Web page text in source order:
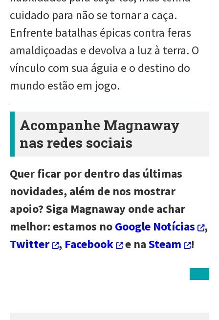
cuidado para não se tornar a caça.
Enfrente batalhas épicas contra feras
amaldiçoadas e devolva a luz à terra. O
vínculo com sua águia e o destino do
mundo estão em jogo.
Acompanhe Magnaway
nas redes sociais
Quer ficar por dentro das últimas
novidades, além de nos mostrar
apoio? Siga Magnaway onde achar
melhor: estamos noGoogle Notícias
,
Twitter
, Facebook e naSteam !